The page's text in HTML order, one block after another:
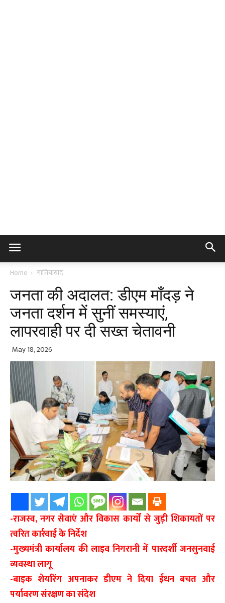
Home गाज़ियाबाद
जनता की अदालत: डीएम मॉंदड़ ने
जनता दर्शन में सुनीं समस्याएं,
लापरवाही पर दी सख्त चेतावनी
May 18, 2026
-राजस्व, नगर सेवाएं और विकास कार्यों से जुड़ी शिकायतों पर
त्वरित कार्रवाई के निर्देश
-मुख्यमंत्री कार्यालय की लाइव निगरानी में पारदर्शी जनसुनवाई
व्यवस्था लागू
-बाइक शेयरिंग अपनाकर डीएम ने दिया ईंधन बचत और
पर्यावरण संरक्षण का संदेश